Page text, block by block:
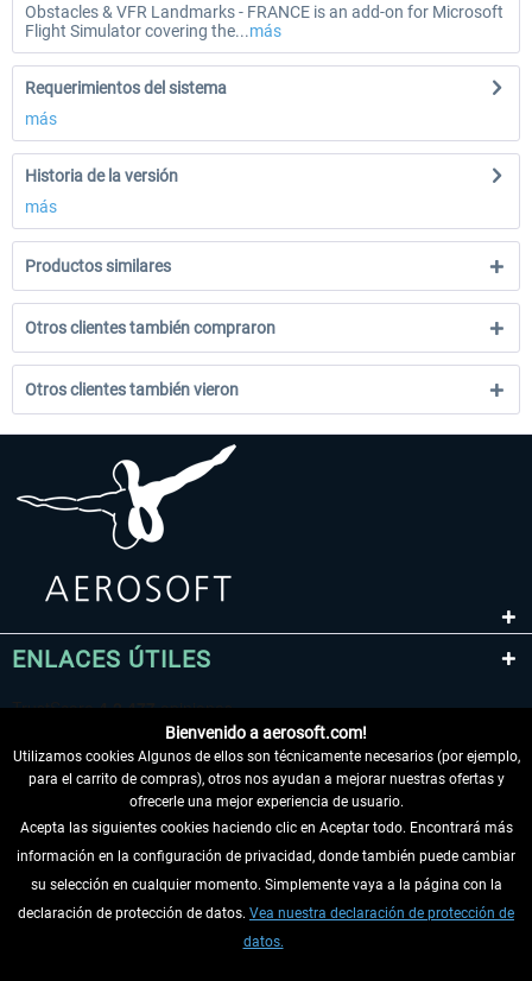
Obstacles & VFR Landmarks - FRANCE is an add-on for Microsoft
Flight Simulator covering the...más
Requerimientos del sistema
más
Historia de la versión
más
Productos similares
Otros clientes también compraron
Otros clientes también vieron
ENLACES ÚTILES
DESISTIR DEL CONTRATO
INFORMACIÓN
Bienvenido a aerosoft.com!
Utilizamos cookies Algunos de ellos son técnicamente necesarios (por ejemplo,
para el carrito de compras), otros nos ayudan a mejorar nuestras ofertas y
ofrecerle una mejor experiencia de usuario.
Acepta las siguientes cookies haciendo clic en Aceptar todo. Encontrará más
información en la configuración de privacidad, donde también puede cambiar
su selección en cualquier momento. Simplemente vaya a la página con la
declaración de protección de datos. Vea nuestra declaración de protección de
datos.